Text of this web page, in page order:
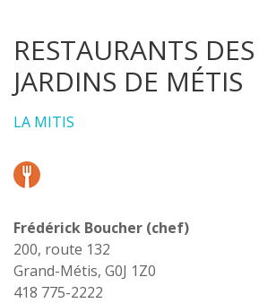
RESTAURANTS DES
JARDINS DE MÉTIS
LA MITIS
Frédérick Boucher (chef)
200, route 132
Grand-Métis, G0J 1Z0
418 775-2222